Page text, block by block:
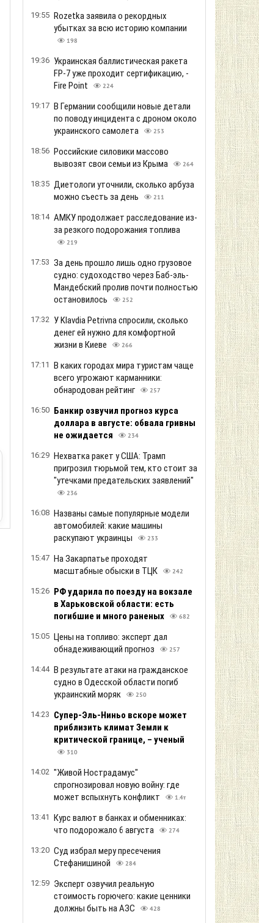
19:55 Rozetka заявила о рекордных
убытках за всю историю компании
198
19:36 Украинская баллистическая ракета
FP-7 уже проходит сертификацию, -
Fire Point
224
19:17 В Германии сообщили новые детали
по поводу инцидента с дроном около
украинского самолета
253
18:56 Российские силовики массово
вывозят свои семьи из Крыма
264
18:35 Диетологи уточнили, сколько арбуза
можно съесть за день
211
18:14 АМКУ продолжает расследование из-
за резкого подорожания топлива
219
17:53 За день прошло лишь одно грузовое
судно: судоходство через Баб-эль-
Мандебский пролив почти полностью
остановилось
252
17:32 У Klavdia Petrivna спросили, сколько
денег ей нужно для комфортной
жизни в Киеве
266
17:11 В каких городах мира туристам чаще
всего угрожают карманники:
обнародован рейтинг
257
16:50 Банкир озвучил прогноз курса
доллара в августе: обвала гривны
не ожидается
234
16:29 Нехватка ракет у США: Трамп
пригрозил тюрьмой тем, кто стоит за
"утечками предательских заявлений"
236
16:08 Названы самые популярные модели
автомобилей: какие машины
раскупают украинцы
233
15:47 На Закарпатье проходят
масштабные обыски в ТЦК
242
15:26 РФ ударила по поезду на вокзале
в Харьковской области: есть
погибшие и много раненых
682
15:05 Цены на топливо: эксперт дал
обнадеживающий прогноз
257
14:44 В результате атаки на гражданское
судно в Одесской области погиб
украинский моряк
250
14:23 Супер-Эль-Ниньо вскоре может
приблизить климат Земли к
критической границе, – ученый
310
14:02 "Живой Нострадамус"
спрогнозировал новую войну: где
может вспыхнуть конфликт
1.4т
13:41 Курс валют в банках и обменниках:
что подорожало 6 августа
274
13:20 Суд избрал меру пресечения
Стефанишиной
284
12:59 Эксперт озвучил реальную
стоимость горючего: какие ценники
должны быть на АЗС
428